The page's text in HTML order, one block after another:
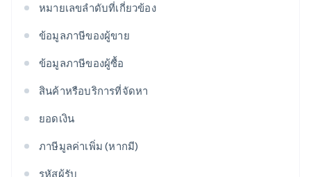
หมายเลขลําดับที่เกี่ยวข้อง
ข้อมูลภาษีของผู้ขาย
ข้อมูลภาษีของผู้ซื้อ
สินค้าหรือบริการที่จัดหา
ยอดเงิน
ภาษีมูลค่าเพิ่ม (หากมี)
รหัสผู้รับ